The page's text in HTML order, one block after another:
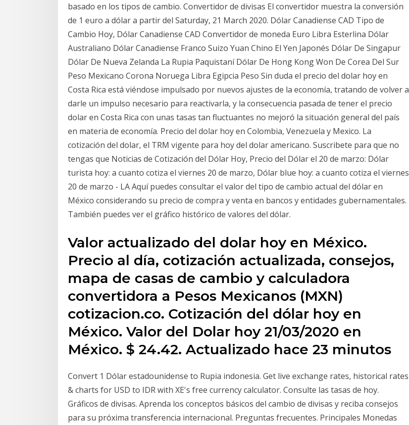
basado en los tipos de cambio. Convertidor de divisas El convertidor muestra la conversión
de 1 euro a dólar a partir del Saturday, 21 March 2020. Dólar Canadiense CAD Tipo de
Cambio Hoy, Dólar Canadiense CAD Convertidor de moneda Euro Libra Esterlina Dólar
Australiano Dólar Canadiense Franco Suizo Yuan Chino El Yen Japonés Dólar De Singapur
Dólar De Nueva Zelanda La Rupia Paquistaní Dólar De Hong Kong Won De Corea Del Sur
Peso Mexicano Corona Noruega Libra Egipcia Peso Sin duda el precio del dolar hoy en
Costa Rica está viéndose impulsado por nuevos ajustes de la economía, tratando de volver a
darle un impulso necesario para reactivarla, y la consecuencia pasada de tener el precio
dolar en Costa Rica con unas tasas tan fluctuantes no mejoró la situación general del país
en materia de economía. Precio del dolar hoy en Colombia, Venezuela y Mexico. La
cotización del dolar, el TRM vigente para hoy del dolar americano. Suscribete para que no
tengas que Noticias de Cotización del Dólar Hoy, Precio del Dólar el 20 de marzo: Dólar
turista hoy: a cuanto cotiza el viernes 20 de marzo, Dólar blue hoy: a cuanto cotiza el viernes
20 de marzo - LA Aquí puedes consultar el valor del tipo de cambio actual del dólar en
México considerando su precio de compra y venta en bancos y entidades gubernamentales.
También puedes ver el gráfico histórico de valores del dólar.
Valor actualizado del dolar hoy en México.
Precio al día, cotización actualizada, consejos,
mapa de casas de cambio y calculadora
convertidora a Pesos Mexicanos (MXN)
cotizacion.co. Cotización del dólar hoy en
México. Valor del Dolar hoy 21/03/2020 en
México. $ 24.42. Actualizado hace 23 minutos
Convert 1 Dólar estadounidense to Rupia indonesia. Get live exchange rates, historical rates
& charts for USD to IDR with XE's free currency calculator. Consulte las tasas de hoy.
Gráficos de divisas. Aprenda los conceptos básicos del cambio de divisas y reciba consejos
para su próxima transferencia internacional. Preguntas frecuentes. Principales Monedas